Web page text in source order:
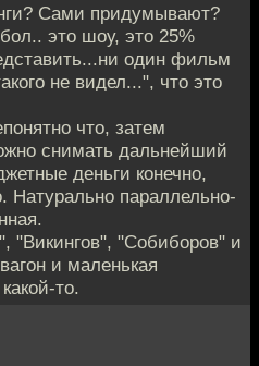
Сами придумывают?
это шоу, это 25%
один фильм
не видел...", что это
что, затем
снимать дальнейший
деньги конечно,
Натурально параллельно-
"Викингов", "Собиборов" и
и маленькая
то.